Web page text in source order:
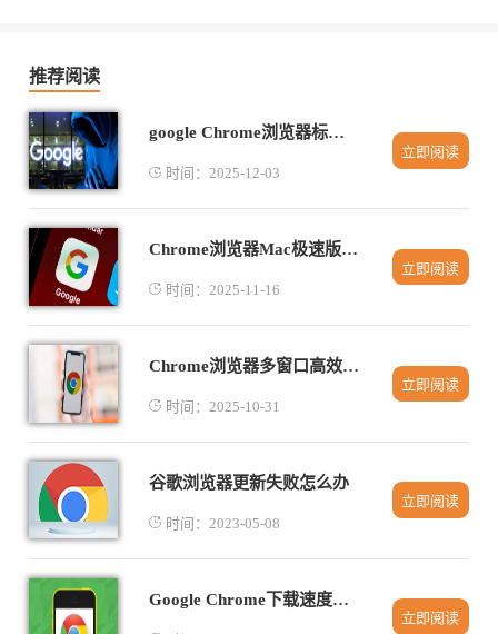
推荐阅读
google Chrome浏览器标签页自动刷新如何关闭
时间：2025-12-03
立即阅读
Chrome浏览器Mac极速版离线安装全流程
时间：2025-11-16
立即阅读
Chrome浏览器多窗口高效操作方案
时间：2025-10-31
立即阅读
谷歌浏览器更新失败怎么办
时间：2023-05-08
立即阅读
Google Chrome下载速度慢的原因排查技巧
立即阅读